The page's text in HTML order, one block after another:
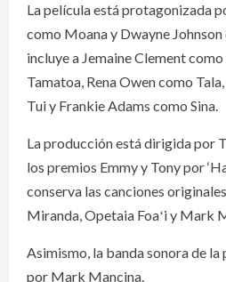
La película está protagonizada
como Moana y Dwayne
incluye a Jemaine Clement
Tamatoa, Rena Owen como
Tui y Frankie Adams como Sina.
La producción está dirigida por
los premios Emmy y Tony por
conserva las canciones
Miranda, Opetaia Foaʻi y Mark
Asimismo, la banda sonora de
por Mark Mancina.